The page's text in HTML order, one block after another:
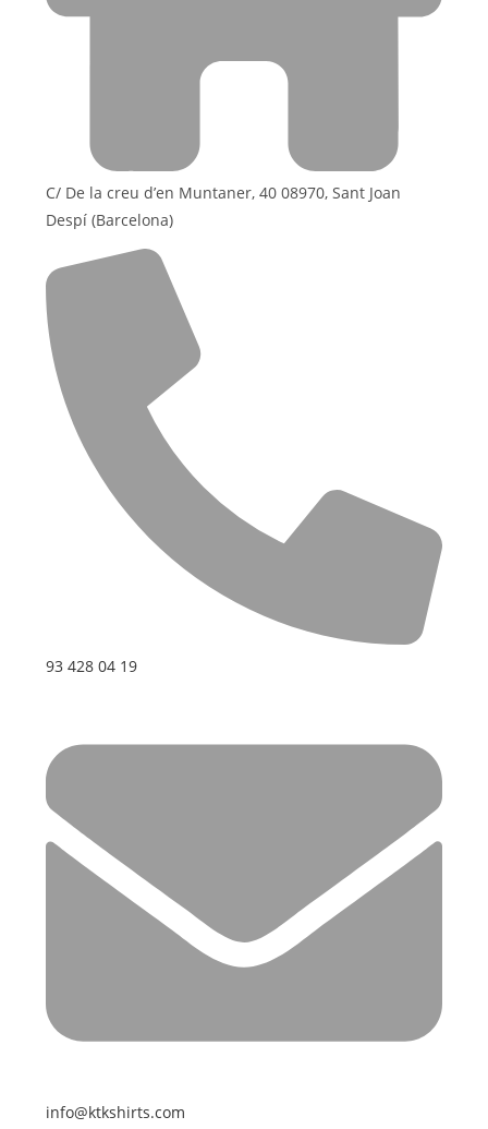
C/ De la creu d’en Muntaner, 40 08970, Sant Joan
Despí (Barcelona)
93 428 04 19
info@ktkshirts.com